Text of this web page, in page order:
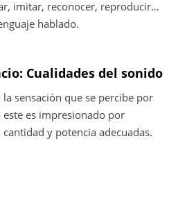
imitar, reconocer, reproducir…
hablado.
Cualidades del sonido
sensación que se percibe por
es impresionado por
y potencia adecuadas.